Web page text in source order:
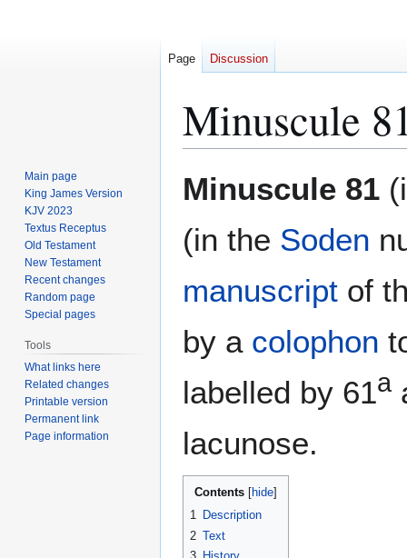
Minuscule
toto
Minuscule 81
(in the Soden
manuscript of
by a colophon
labelled by 61a
lacunose.
Contents
1 Description
2 Text
Page Discussion
Main page
King James Version
KJV 2023
Textus Receptus
Old Testament
New Testament
Recent changes
Random page
Special pages
Tools
What links here
Related changes
Printable version
Permanent link
Page information